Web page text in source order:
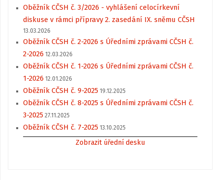
Oběžník CČSH č. 3/2026 - vyhlášení celocírkevní
diskuse v rámci přípravy 2. zasedání IX. sněmu CČSH
13.03.2026
Oběžník CČSH č. 2-2026 s Úředními zprávami CČSH č.
2-2026 12.03.2026
Oběžník CČSH č. 1-2026 s Úředními zprávami CČSH č.
1-2026 12.01.2026
Oběžník CČSH č. 9-2025 19.12.2025
Oběžník CČSH č. 8-2025 s Úředními zprávami CČSH č.
3-2025 27.11.2025
Oběžník CČSH č. 7-2025 13.10.2025
Zobrazit úřední desku